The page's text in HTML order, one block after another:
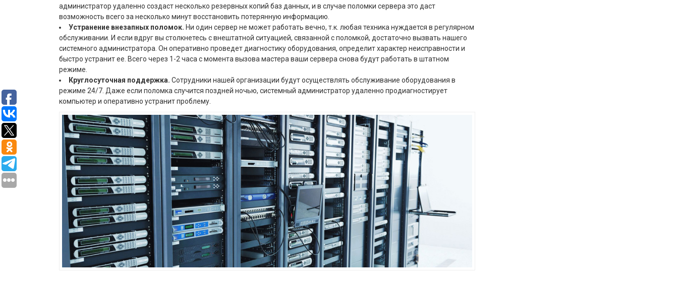
администратор удаленно создаст несколько резервных копий баз данных, и в случае поломки сервера это даст
возможность всего за несколько минут восстановить потерянную информацию.
Устранение внезапных поломок. Ни один сервер не может работать вечно, т.к. любая техника нуждается в регулярном
обслуживании. И если вдруг вы столкнетесь с внештатной ситуацией, связанной с поломкой, достаточно вызвать нашего
системного администратора. Он оперативно проведет диагностику оборудования, определит характер неисправности и
быстро устранит ее. Всего через 1-2 часа с момента вызова мастера ваши сервера снова будут работать в штатном
режиме.
Круглосуточная поддержка. Сотрудники нашей организации будут осуществлять обслуживание оборудования в
режиме 24/7. Даже если поломка случится поздней ночью, системный администратор удаленно продиагностирует
компьютер и оперативно устранит проблему.